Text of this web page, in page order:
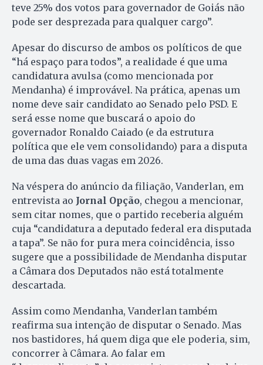
teve 25% dos votos para governador de Goiás não
pode ser desprezada para qualquer cargo”.
Apesar do discurso de ambos os políticos de que
“há espaço para todos”, a realidade é que uma
candidatura avulsa (como mencionada por
Mendanha) é improvável. Na prática, apenas um
nome deve sair candidato ao Senado pelo PSD. E
será esse nome que buscará o apoio do
governador Ronaldo Caiado (e da estrutura
política que ele vem consolidando) para a disputa
de uma das duas vagas em 2026.
Na véspera do anúncio da filiação, Vanderlan, em
entrevista ao Jornal Opção, chegou a mencionar,
sem citar nomes, que o partido receberia alguém
cuja “candidatura a deputado federal era disputada
a tapa”. Se não for pura mera coincidência, isso
sugere que a possibilidade de Mendanha disputar
a Câmara dos Deputados não está totalmente
descartada.
Assim como Mendanha, Vanderlan também
reafirma sua intenção de disputar o Senado. Mas
nos bastidores, há quem diga que ele poderia, sim,
concorrer à Câmara. Ao falar em